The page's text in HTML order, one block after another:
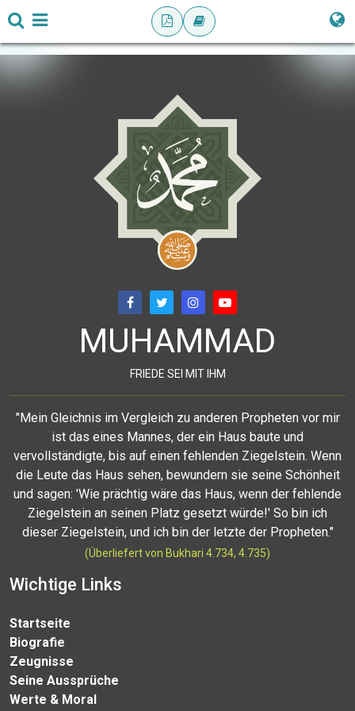
MUHAMMAD
FRIEDE SEI MIT IHM
"Mein Gleichnis im Vergleich zu anderen Propheten vor mir
ist das eines Mannes, der ein Haus baute und
vervollständigte, bis auf einen fehlenden Ziegelstein. Wenn
die Leute das Haus sehen, bewundern sie seine Schönheit
und sagen: 'Wie prächtig wäre das Haus, wenn der fehlende
Ziegelstein an seinen Platz gesetzt würde!' So bin ich
dieser Ziegelstein, und ich bin der letzte der Propheten."
(Überliefert von Bukhari 4.734, 4.735)
Wichtige Links
Startseite
Biografie
Zeugnisse
Seine Aussprüche
Werte & Moral